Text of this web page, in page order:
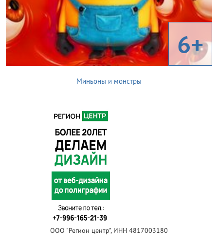
6+
Миньоны и монстры
ООО "Регион центр", ИНН 4817003180